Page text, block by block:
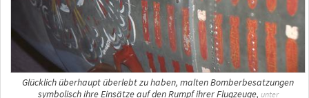
Glücklich überhaupt überlebt zu haben, malten Bomberbesatzungen
symbolisch ihre Einsätze auf den Rumpf ihrer Flugzeuge, unter